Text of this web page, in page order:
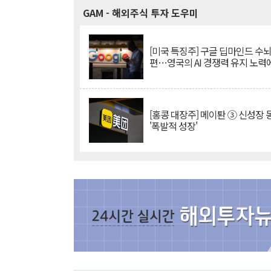
GAM - 해외주식 투자 도우미
[미국 특징주] 구글 딥마인드 수
편…영국의 AI 경쟁력 유지 노력
[홍콩 대장주] 메이퇀 ③ 신성장
'폭발적 성장'